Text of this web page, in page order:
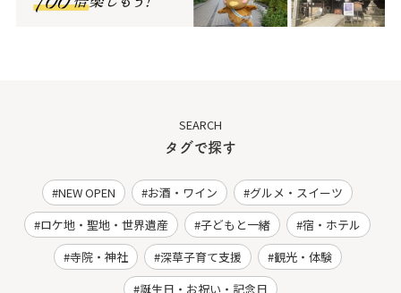
SEARCH
タグで探す
NEW OPEN お酒・ワイン
グルメ・スイーツ
ロケ地・聖地・世界遺産
子どもと一緒
宿・ホテル
寺院・神社
深草子育て支援
観光・体験
誕生日・お祝い・記念日